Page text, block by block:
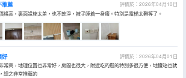
推薦
評價於：2026年04月10日
格高，裏面設施太差，也不乾淨，被子睡着一身癢。特別是電梯太難等了。
好
評價於：2026年04月01日
常高，地理位置也非常好，房間也很大，附近吃的逛的特別多很方便，地鐵站也就
總之非常推薦的